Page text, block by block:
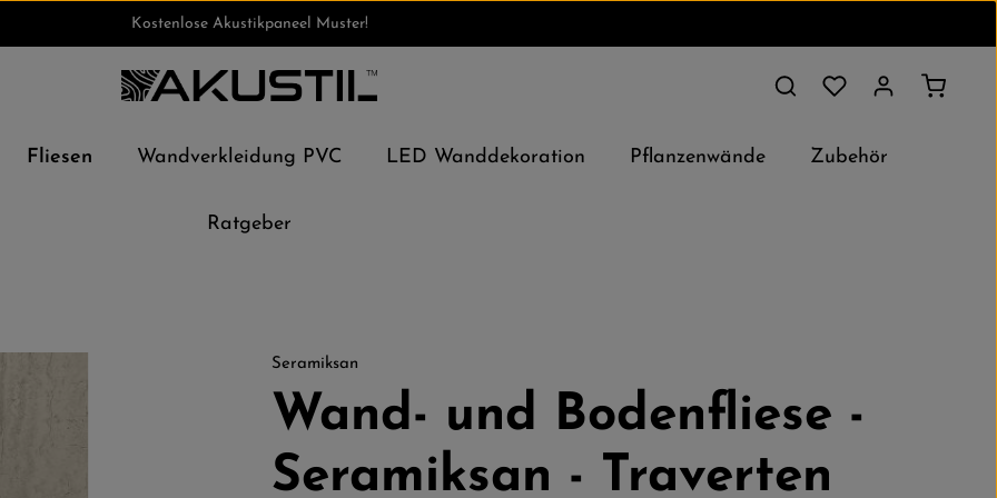
Kostenlose Akustikpaneel Muster!
Du hast 0 Produkte
Fliesen Wandverkleidung PVC LED Wanddekoration Pflanzenwände Zubehör
Ratgeber
Seramiksan
Wand- und Bodenfliese -
Seramiksan - Traverten